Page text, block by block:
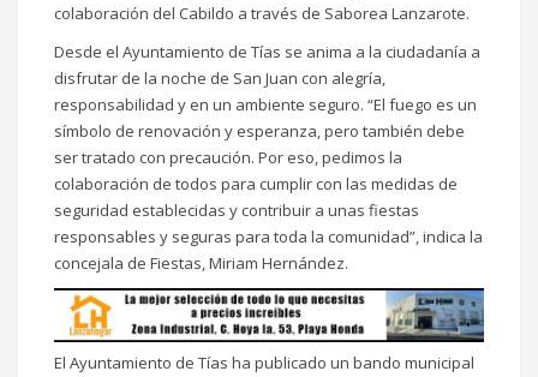
colaboración del Cabildo a través de Saborea Lanzarote.
Desde el Ayuntamiento de Tías se anima a la ciudadanía a
disfrutar de la noche de San Juan con alegría,
responsabilidad y en un ambiente seguro. “El fuego es un
símbolo de renovación y esperanza, pero también debe
ser tratado con precaución. Por eso, pedimos la
colaboración de todos para cumplir con las medidas de
seguridad establecidas y contribuir a unas fiestas
responsables y seguras para toda la comunidad”, indica la
concejala de Fiestas, Miriam Hernández.
El Ayuntamiento de Tías ha publicado un bando municipal